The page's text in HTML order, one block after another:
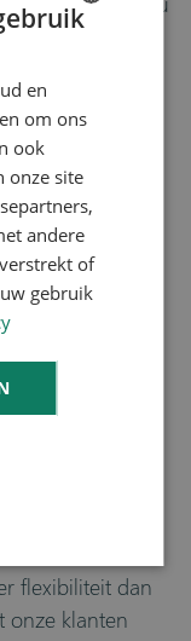
van onze
te
bezig geweest
raamwerk
(NAV)
op - ERP.
We zijn
Driven
wat
met elkaar
flexibiliteit dan
onze klanten
en
om ons
ook
onze site
andere
of
gebruik